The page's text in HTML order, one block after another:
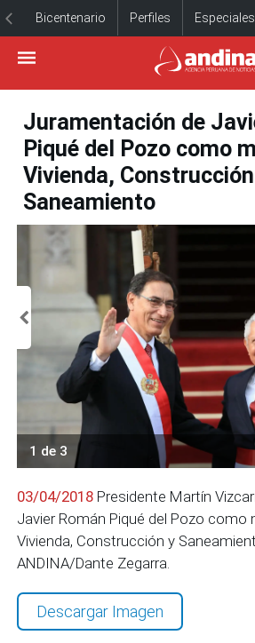
Bicentenario Perfiles Especiales
Juramentación de
Piqué del Pozo como
Vivienda,
Saneamiento
1 de 3
03/04/2018 Presidente Martín
Javier Román Piqué del Pozo como
Vivienda, Construcción y
ANDINA/Dante Zegarra.
Descargar Imagen